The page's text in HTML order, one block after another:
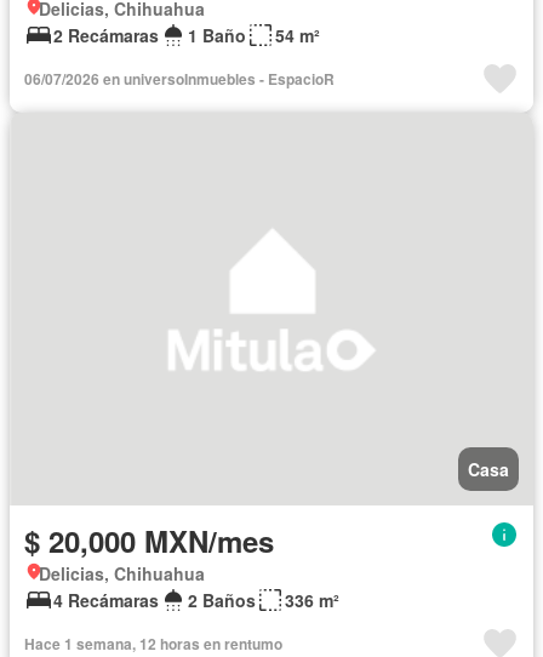
Delicias, Chihuahua
2 Recámaras
1 Baño 54 m²
06/07/2026 en universoInmuebles - EspacioR
Casa
$ 20,000 MXN/mes
Delicias, Chihuahua
4 Recámaras
2 Baños 336 m²
Hace 1 semana, 12 horas en rentumo